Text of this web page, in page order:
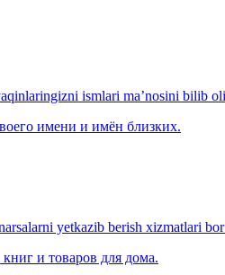
ismlari ma’nosini bilib
имени и имён близких.
yetkazib berish xizmatlari bor
и товаров для дома.